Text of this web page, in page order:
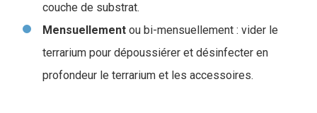
couche de substrat.
Mensuellement ou bi-mensuellement : vider le
terrarium pour dépoussiérer et désinfecter en
profondeur le terrarium et les accessoires.